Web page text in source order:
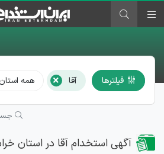
فیلترها آقا × همه
آگهی استخدام آقا در استان